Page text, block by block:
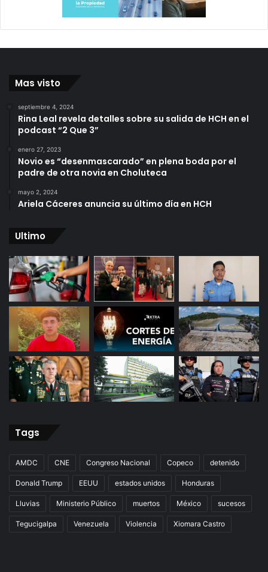
Mas visto
septiembre 4, 2024
Rina Leal revela detalles sobre su salida de HCH en el
podcast “2 Que 3”
enero 27, 2023
Novio es “desenmascarado” en plena boda por el
padre de otra novia en Choluteca
mayo 2, 2024
Ariela Cáceres anuncia su último día en HCH
Ultimo
Tags
AMDC CNE Congreso Nacional Copeco detenido
Donald Trump EEUU estados unidos Honduras
Lluvias Ministerio Público muertos México sucesos
Tegucigalpa Venezuela Violencia Xiomara Castro